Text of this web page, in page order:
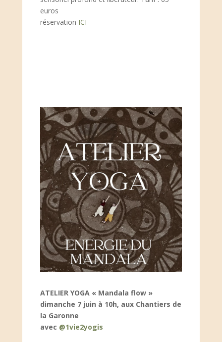
euros
réservation ICI
ATELIER YOGA « Mandala flow »
dimanche 7 juin à 10h, aux Chantiers de
la Garonne
avec @1vie2yogis